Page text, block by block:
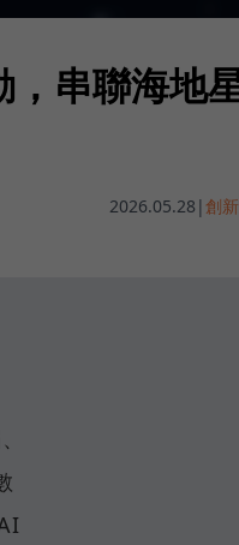
，串聯海地
2026.05.28 |創